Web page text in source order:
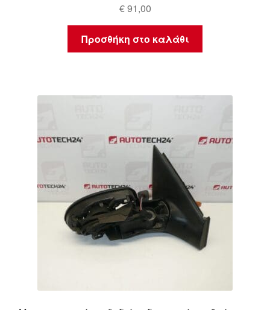
€91,00
Προσθήκη στο καλάθι